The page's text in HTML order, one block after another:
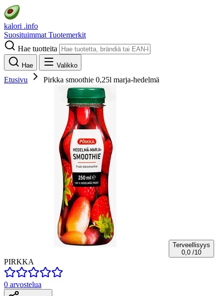
kalori .info
Suosituimmat Tuotemerkit
Hae tuotteita
Hae Valikko
Etusivu Pirkka smoothie 0,25l marja-hedelmä
Terveellisyys
0,0 /10
PIRKKA
0 arvostelua